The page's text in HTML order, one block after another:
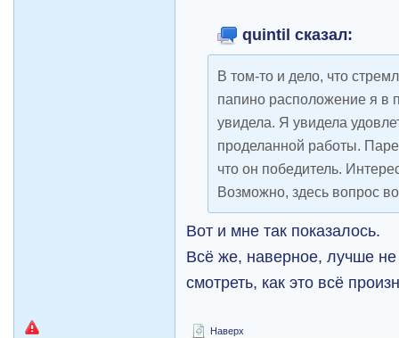
quintil сказал:
В том-то и дело, что
папино расположение я в
увидела. Я увидела
проделанной работы.
что он победитель.
Возможно, здесь вопрос
Вот и мне так показалось.
Всё же, наверное, лучше не
смотреть, как это всё
Наверх